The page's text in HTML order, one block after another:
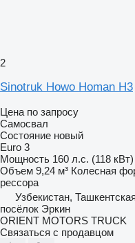
2
Sinotruk Howo Homan H3
Цена по запросу
Самосвал
Состояние новый
Euro 3
Мощность 160 л.с. (118 кВт)
Объем 9,24 м³ Колесная
рессора
Узбекистан,
посёлок Эркин
ORIENT MOTORS TRUCK
Связаться с продавцом